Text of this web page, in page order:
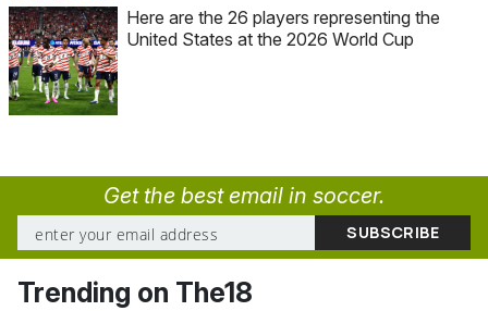
Here are the 26 players representing the
United States at the 2026 World Cup
Get the best email in soccer.
Trending on The18